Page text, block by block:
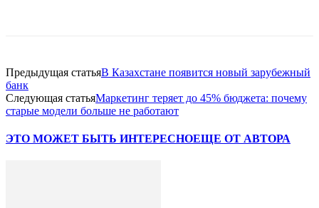
Предыдущая статьяВ Казахстане появится новый зарубежный
банк
Следующая статьяМаркетинг теряет до 45% бюджета: почему
старые модели больше не работают
ЭТО МОЖЕТ БЫТЬ ИНТЕРЕСНОЕЩЕ ОТ АВТОРА